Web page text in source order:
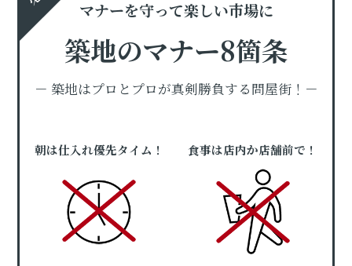
マナーを守って楽しい市場に
築地のマナー8箇条
－ 築地はプロとプロが真剣勝負する問屋街！－
朝は仕入れ優先タイム！ 食事は店内か店舗前で！